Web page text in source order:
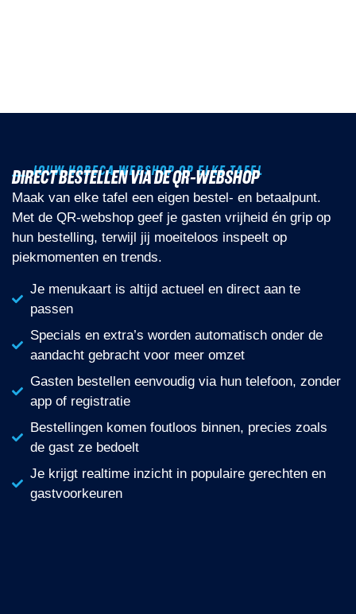
JOUW HORECA WEBSHOP OP ELKE TAFEL
DIRECT BESTELLEN VIA DE QR-WEBSHOP
Maak van elke tafel een eigen bestel- en betaalpunt.
Met de QR-webshop geef je gasten vrijheid én grip op
hun bestelling, terwijl jij moeiteloos inspeelt op
piekmomenten en trends.
Je menukaart is altijd actueel en direct aan te
passen
Specials en extra’s worden automatisch onder de
aandacht gebracht voor meer omzet
Gasten bestellen eenvoudig via hun telefoon, zonder
app of registratie
Bestellingen komen foutloos binnen, precies zoals
de gast ze bedoelt
Je krijgt realtime inzicht in populaire gerechten en
gastvoorkeuren